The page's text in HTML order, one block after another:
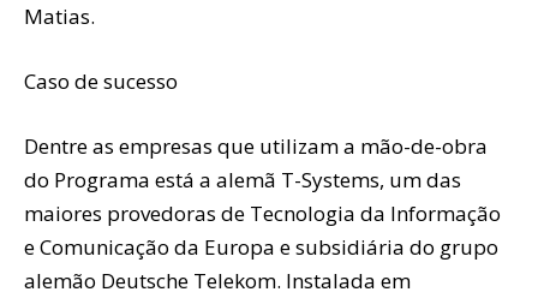
Matias.
Caso de sucesso
Dentre as empresas que utilizam a mão-de-obra
do Programa está a alemã T-Systems, um das
maiores provedoras de Tecnologia da Informação
e Comunicação da Europa e subsidiária do grupo
alemão Deutsche Telekom. Instalada em